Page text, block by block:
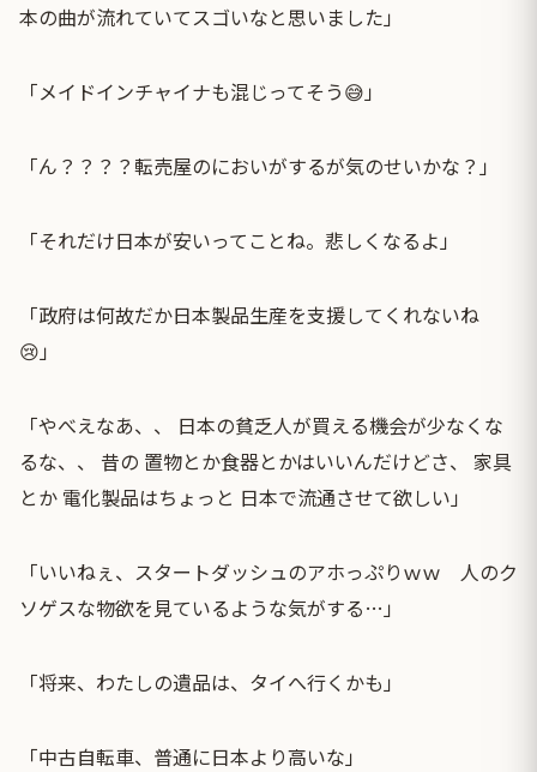
本の曲が流れていてスゴいなと思いました」
「メイドインチャイナも混じってそう😅」
「ん？？？？転売屋のにおいがするが気のせいかな？」
「それだけ日本が安いってことね。悲しくなるよ」
「政府は何故だか日本製品生産を支援してくれないね
😢」
「やべえなあ、、 日本の貧乏人が買える機会が少なくな
るな、、 昔の 置物とか食器とかはいいんだけどさ、 家具
とか 電化製品はちょっと 日本で流通させて欲しい」
「いいねぇ、スタートダッシュのアホっぷりｗｗ 人のク
ソゲスな物欲を見ているような気がする…」
「将来、わたしの遺品は、タイへ行くかも」
「中古自転車、普通に日本より高いな」